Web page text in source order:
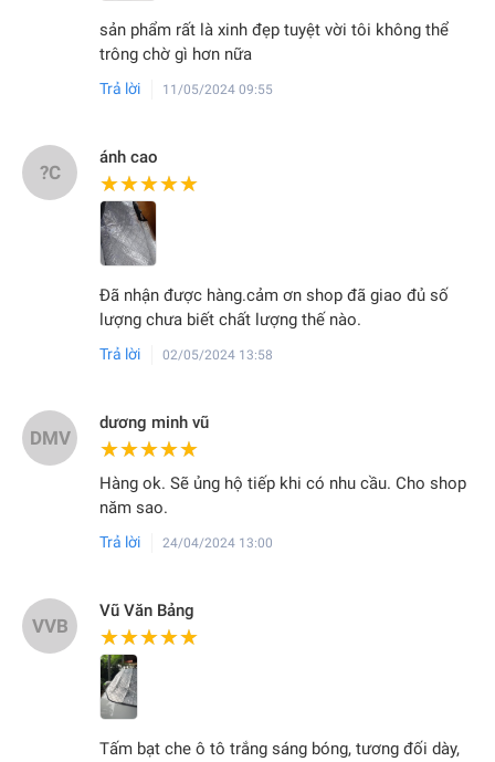
sản phẩm rất là xinh đẹp tuyệt vời tôi không thể
trông chờ gì hơn nữa
Trả lời 11/05/2024 09:55
?C
ánh cao
★★★★★
★★★★★
Đã nhận được hàng.cảm ơn shop đã giao đủ số
lượng chưa biết chất lượng thế nào.
Trả lời 02/05/2024 13:58
DMV
dương minh vũ
★★★★★
★★★★★
Hàng ok. Sẽ ủng hộ tiếp khi có nhu cầu. Cho shop
năm sao.
Trả lời 24/04/2024 13:00
VVB
Vũ Văn Bảng
★★★★★
★★★★★
Tấm bạt che ô tô trắng sáng bóng, tương đối dày,